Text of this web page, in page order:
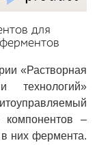
для
«Растворная
технологий»
компонентов –
в них фермента.